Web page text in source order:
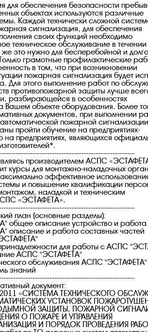
для обеспечения безопасности
объектах используются различные
Каждой технически сложной
сигнализация, для обеспечения
своих функций необходимо
техническое обслуживание в
же это нужно для бесперебойной и
грамотные профилактические
в том, что при возникновении
пожарная сигнализация будет
Для этого выполнение работ по
противопожарной защиты лучше
разбирающейся в особенностях
Вашем объекте оборудования. Более
документов, при выполнении
пожарной сигнализации
пройти обучение на предприятиях-
на предприятиях, являющихся
производителем АСПС
курсы для монтажно-наладочных
эффективное
и повышение квалификации
наладкой и техническим
«ЭСТАФЕТА».
план (основные разделы):
общее описание устройство и работа
описание и работа составных частей
для работы с АСПС
АСПС "ЭСТАФЕТА"
обслуживания АСПС "ЭСТАФЕТА"
знаний
документ:
2011 «СИСТЕМА ТЕХНИЧЕСКОГО
УСТАНОВОК
ЗАЩИТЫ, ПОЖАРНОЙ
О ПОЖАРЕ И УПРАВЛЕНИЯ
И ПОРЯДОК ПРОВЕДЕНИЯ